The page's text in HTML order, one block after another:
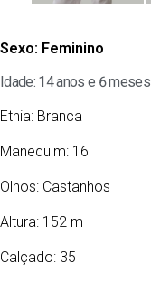
Sexo: Feminino
Idade: 14 anos e 6 meses
Etnia: Branca
Manequim: 16
Olhos: Castanhos
Altura: 152 m
Calçado: 35